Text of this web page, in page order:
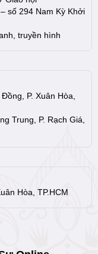
số 294 Nam Kỳ Khởi
truyền hình
P. Xuân Hòa,
Trung, P. Rạch Giá,
Hòa, TP.HCM